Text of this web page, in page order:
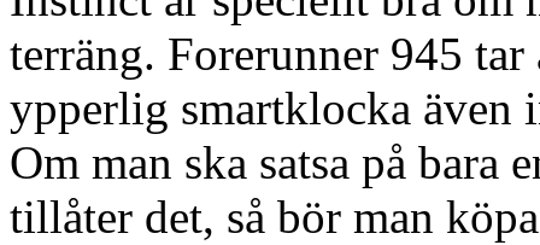
terräng. Forerunner 945
ypperlig smartklocka även
Om man ska satsa på bara
tillåter det, så bör man